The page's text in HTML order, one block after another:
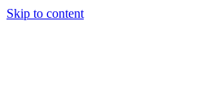
Skip to content